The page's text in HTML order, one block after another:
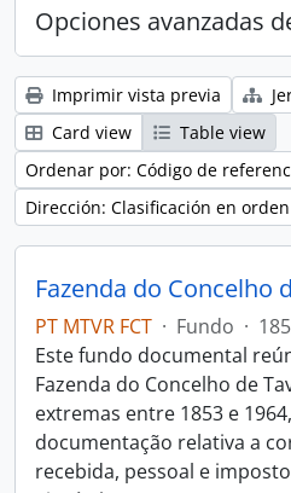
Opciones avanzadas
Imprimir vista previa
Card view
Table view
Ordenar por: Código de
Dirección: Clasificación en
Fazenda do Concelho
PT MTVR FCT · Fundo ·
Este fundo documental
Fazenda do Concelho de
extremas entre 1853 e
documentação relativa a
recebida, pessoal e